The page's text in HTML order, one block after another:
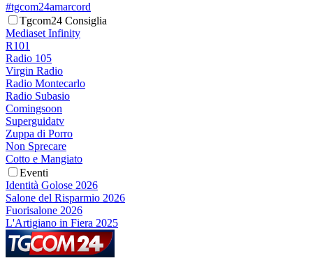
#tgcom24amarcord
Tgcom24 Consiglia
Mediaset Infinity
R101
Radio 105
Virgin Radio
Radio Montecarlo
Radio Subasio
Comingsoon
Superguidatv
Zuppa di Porro
Non Sprecare
Cotto e Mangiato
Eventi
Identità Golose 2026
Salone del Risparmio 2026
Fuorisalone 2026
L'Artigiano in Fiera 2025